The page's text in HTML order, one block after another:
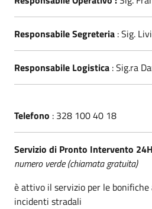
ResponsabileSegreteria : Sig.
Responsabile Logistica : Sig.ra
Telefono : 328 100 40 18
Servizio di Pronto Intervento
numero verde (chiamata gratuita)
è attivo il servizio per le
incidenti stradali